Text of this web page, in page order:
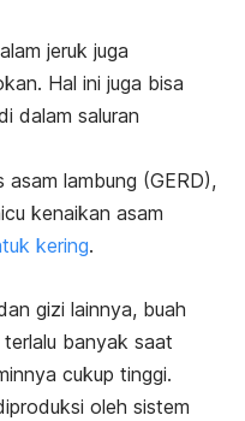
jeruk juga
Hal ini juga bisa
dalam saluran
asam lambung (GERD),
kenaikan asam
kering.
gizi lainnya, buah
banyak saat
cukup tinggi.
oleh sistem